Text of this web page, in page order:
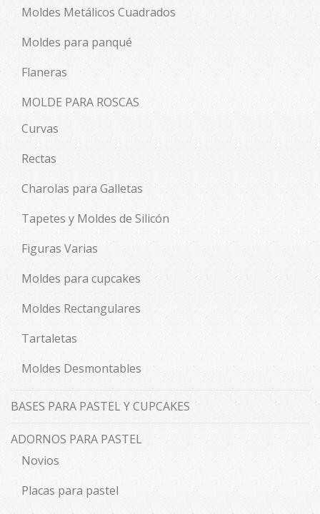
Moldes Metálicos Cuadrados
Moldes para panqué
Flaneras
MOLDE PARA ROSCAS
Curvas
Rectas
Charolas para Galletas
Tapetes y Moldes de Silicón
Figuras Varias
Moldes para cupcakes
Moldes Rectangulares
Tartaletas
Moldes Desmontables
BASES PARA PASTEL Y CUPCAKES
ADORNOS PARA PASTEL
Novios
Placas para pastel